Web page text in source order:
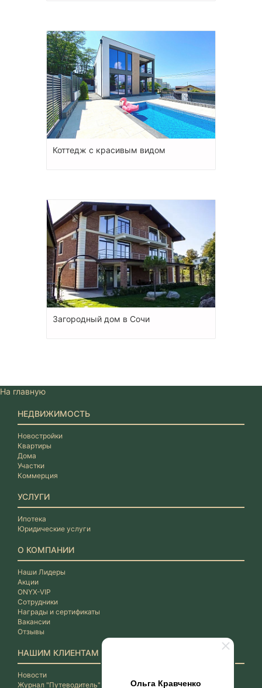
Ольга Кравченко
Коттедж с красивым видом
Загородный дом в Сочи
На главную
НЕДВИЖИМОСТЬ
Новостройки
Квартиры
Дома
Участки
Коммерция
УСЛУГИ
Ипотека
Юридические услуги
О КОМПАНИИ
Наши Лидеры
Акции
ONYX-VIP
Сотрудники
Награды и сертификаты
Вакансии
Отзывы
НАШИМ КЛИЕНТАМ
Новости
Журнал "Путеводитель"